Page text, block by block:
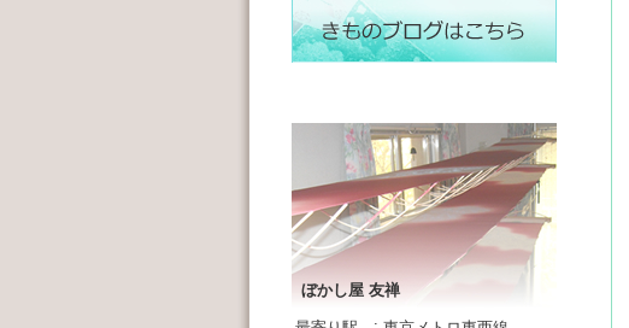
ぼかし屋 友禅